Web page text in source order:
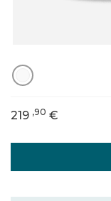
219 ,90 €